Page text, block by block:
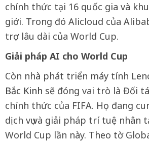
chính thức tại 16 quốc gia và
giới. Trong đó Alicloud của
trợ lâu dài của World Cup.
Giải pháp AI cho World Cup
Còn nhà phát triển máy tính
Bắc Kinh sẽ đóng vai trò là Đối
chính thức của FIFA. Họ đang
dịch vụ và giải pháp trí tuệ nhân
World Cup lần này. Theo tờ